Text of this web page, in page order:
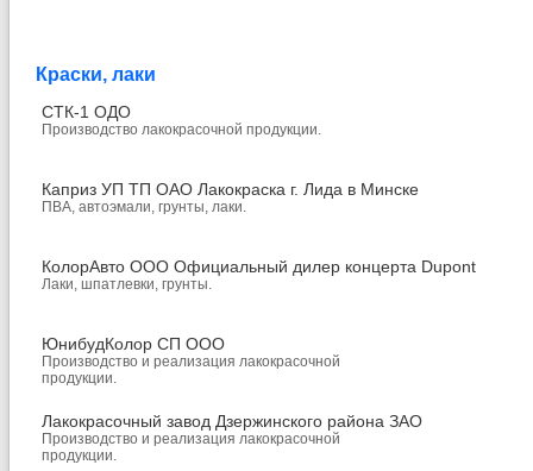
Краски, лаки
СТК-1 ОДО
Производство лакокрасочной продукции.
Каприз УП ТП ОАО Лакокраска г. Лида в Минске
ПВА, автоэмали, грунты, лаки.
КолорАвто ООО Официальный дилер концерта Dupont
Лаки, шпатлевки, грунты.
ЮнибудКолор СП ООО
Производство и реализация лакокрасочной
продукции.
Лакокрасочный завод Дзержинского района ЗАО
Производство и реализация лакокрасочной
продукции.